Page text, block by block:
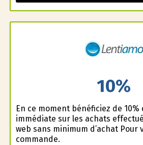
10%
En ce moment bénéficiez de
immédiate sur les achats
web sans minimum d’achat Pour
commande.